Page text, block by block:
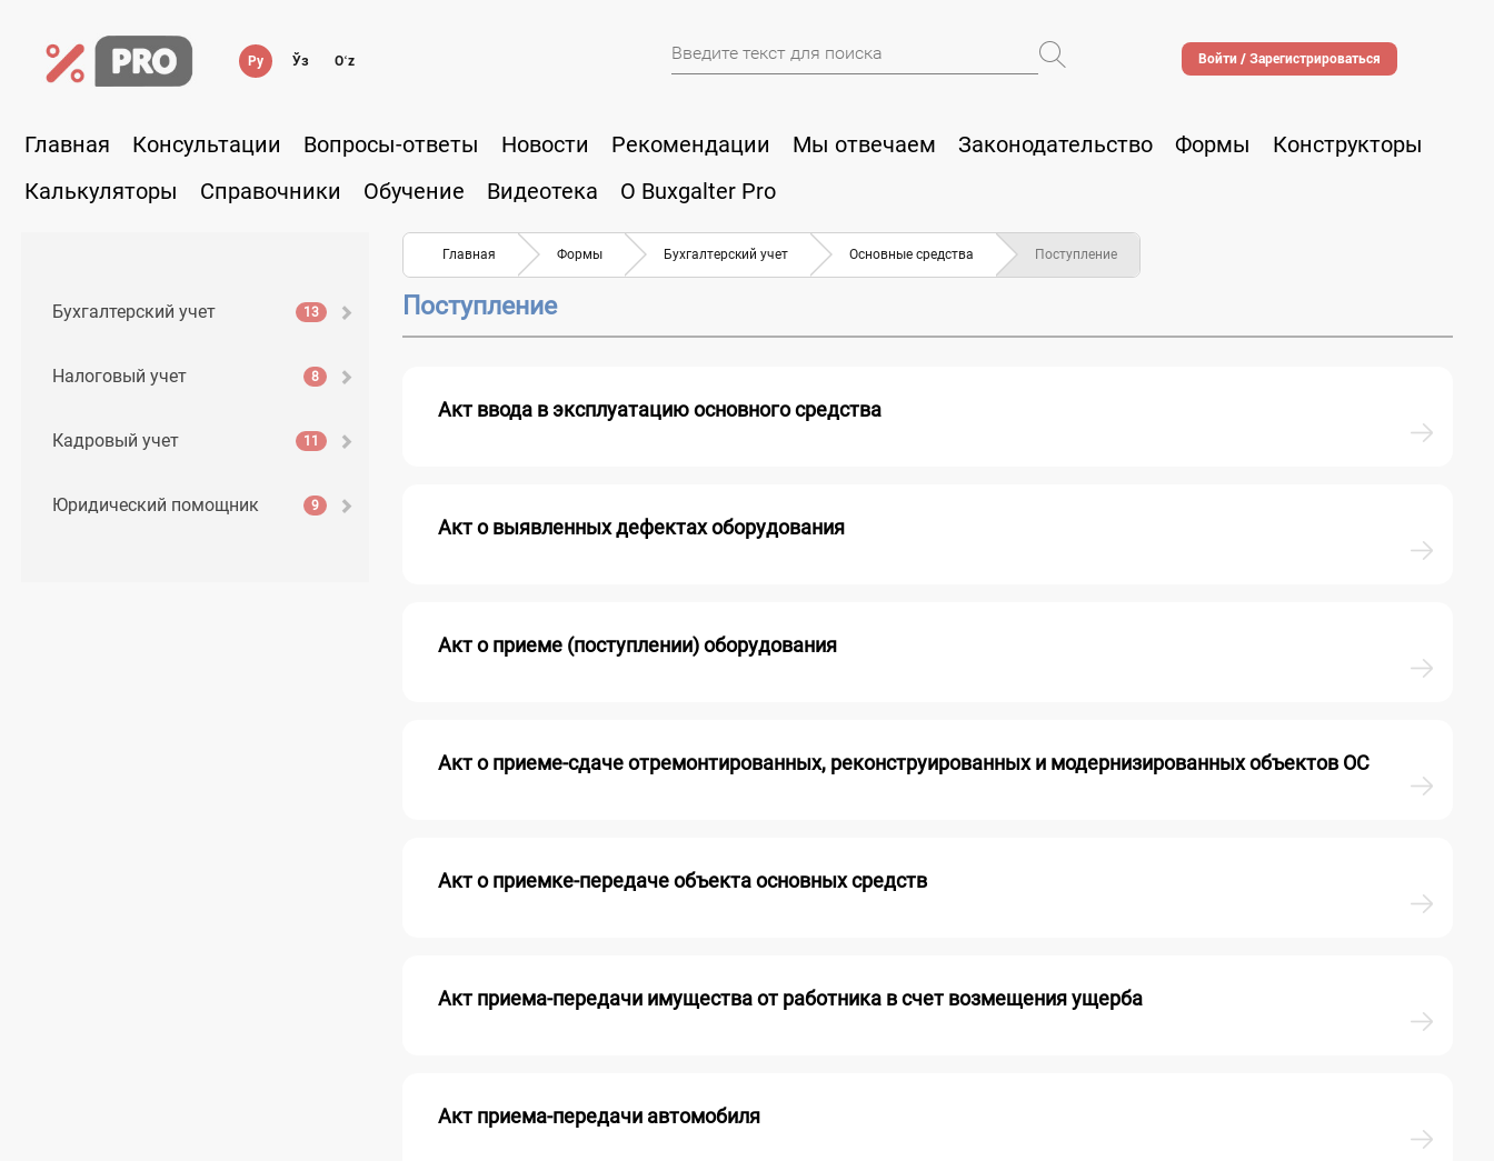
Ру Ўз Oʻz Войти / Зарегистрироваться
Главная Консультации Вопросы-ответы Новости Рекомендации Мы отвечаем Законодательство Формы
Конструкторы
Калькуляторы
Справочники Обучение Видеотека О Buxgalter Pro
Бухгалтерский учет 13
Налоговый учет 8
Кадровый учет 11
Юридический помощник 9
Главная Формы Бухгалтерский учет Основные средства Поступление
Поступление
Акт ввода в эксплуатацию основного средства
Акт о выявленных дефектах оборудования
Акт о приеме (поступлении) оборудования
Акт о приеме-сдаче отремонтированных, реконструированных и модернизированных объектов ОС
Акт о приемке-передаче объекта основных средств
Акт приема-передачи имущества от работника в счет возмещения ущерба
Акт приема-передачи автомобиля